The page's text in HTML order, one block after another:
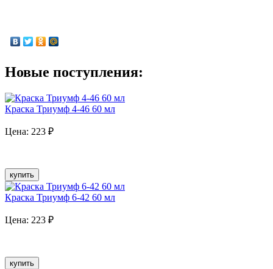
Новые поступления:
Краска Триумф 4-46 60 мл
Цена: 223 ₽
купить
Краска Триумф 6-42 60 мл
Цена: 223 ₽
купить